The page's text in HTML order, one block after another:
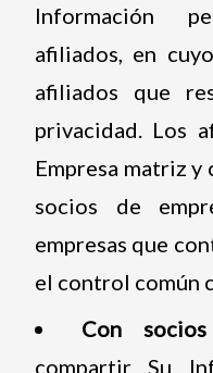
Información
afiliados, en
afiliados que
privacidad. Los
Empresa matriz
socios de
empresas que
el control común
Con
compartir Su